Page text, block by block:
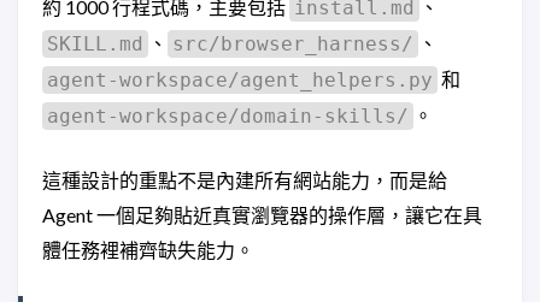
約 1000 行程式碼，主要包括 install.md
、
SKILL.md
、 src/browser_harness/
、
agent-workspace/agent_helpers.py 和
agent-workspace/domain-skills/ 。
這種設計的重點不是內建所有網站能力，而是給
Agent 一個足夠貼近真實瀏覽器的操作層，讓它在具
體任務裡補齊缺失能力。